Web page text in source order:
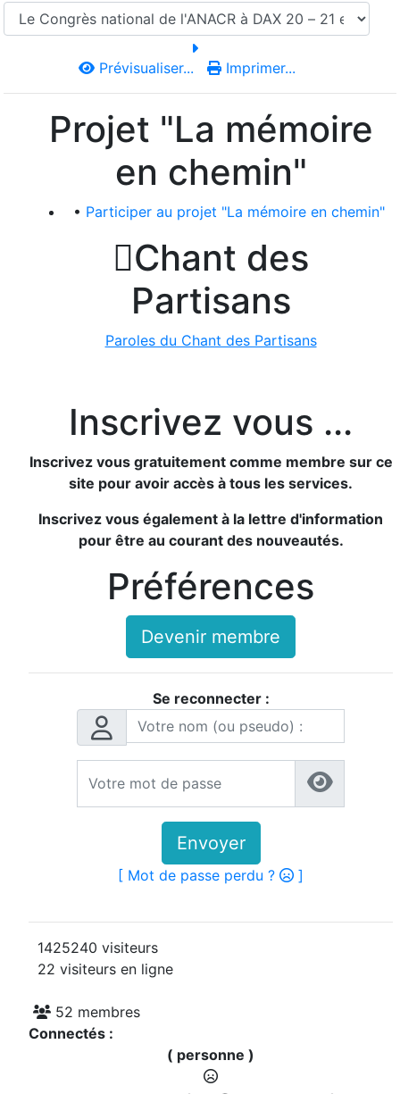
Prévisualiser... Imprimer...
Projet "La mémoire
en chemin"
• Participer au projet "La mémoire en chemin"
Chant des
Partisans
Paroles du Chant des Partisans
Inscrivez vous ...
Inscrivez vous gratuitement comme membre sur ce
site pour avoir accès à tous les services.
Inscrivez vous également à la lettre d'information
pour être au courant des nouveautés.
Préférences
Devenir membre
Se reconnecter :
Envoyer
[ Mot de passe perdu ? ]
1425240 visiteurs
22 visiteurs en ligne
52 membres
Connectés :
( personne )